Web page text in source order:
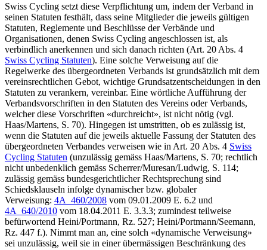
Swiss Cycling setzt diese Verpflichtung um, indem der Verband in
seinen Statuten festhält, dass seine Mitglieder die jeweils gültigen
Statuten, Reglemente und Beschlüsse der Verbände und
Organisationen, denen Swiss Cycling angeschlossen ist, als
verbindlich anerkennen und sich danach richten (Art. 20 Abs. 4
Swiss Cycling Statuten). Eine solche Verweisung auf die
Regelwerke des übergeordneten Verbands ist grundsätzlich mit dem
vereinsrechtlichen Gebot, wichtige Grundsatzentscheidungen in den
Statuten zu verankern, vereinbar. Eine wörtliche Aufführung der
Verbandsvorschriften in den Statuten des Vereins oder Verbands,
welcher diese Vorschriften «durchreicht», ist nicht nötig (vgl.
Haas/Martens, S. 70). Hingegen ist umstritten, ob es zulässig ist,
wenn die Statuten auf die jeweils aktuelle Fassung der Statuten des
übergeordneten Verbandes verweisen wie in Art. 20 Abs. 4 Swiss
Cycling Statuten (unzulässig gemäss Haas/Martens, S. 70; rechtlich
nicht unbedenklich gemäss Scherrer/Muresan/Ludwig, S. 114;
zulässig gemäss bundesgerichtlicher Rechtsprechung sind
Schiedsklauseln infolge dynamischer bzw. globaler
Verweisung: 4A_460/2008 vom 09.01.2009 E. 6.2 und
4A_640/2010 vom 18.04.2011 E. 3.3.3; zumindest teilweise
befürwortend Heini/Portmann, Rz. 527; Heini/Portmann/Seemann,
Rz. 447 f.). Nimmt man an, eine solch «dynamische Verweisung»
sei unzulässig, weil sie in einer übermässigen Beschränkung des